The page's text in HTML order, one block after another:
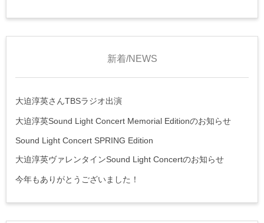
新着/NEWS
大迫淳英さんTBSラジオ出演
大迫淳英Sound Light Concert Memorial Editionのお知らせ
Sound Light Concert SPRING Edition
大迫淳英ヴァレンタインSound Light Concertのお知らせ
今年もありがとうございました！